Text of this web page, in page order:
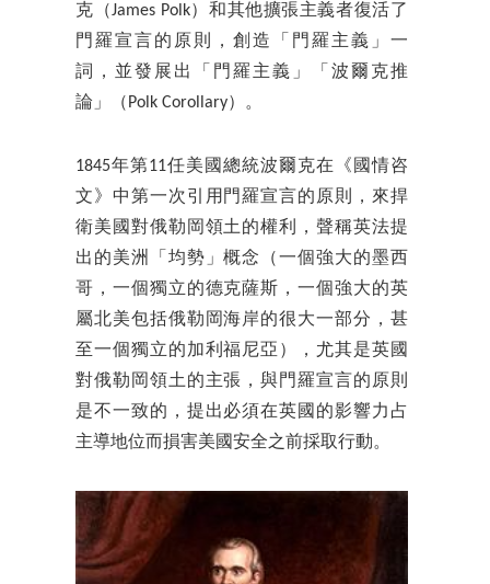
克（James Polk）和其他擴張主義者復活了
門羅宣言的原則，創造「門羅主義」一
詞，並發展出「門羅主義」「波爾克推
論」（Polk Corollary）。
1845年第11任美國總統波爾克在《國情咨
文》中第一次引用門羅宣言的原則，來捍
衛美國對俄勒岡領土的權利，聲稱英法提
出的美洲「均勢」概念（一個強大的墨西
哥，一個獨立的德克薩斯，一個強大的英
屬北美包括俄勒岡海岸的很大一部分，甚
至一個獨立的加利福尼亞），尤其是英國
對俄勒岡領土的主張，與門羅宣言的原則
是不一致的，提出必須在英國的影響力占
主導地位而損害美國安全之前採取行動。